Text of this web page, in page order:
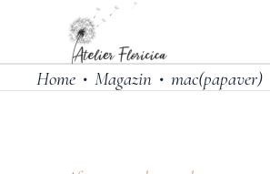
Home • Magazin • mac(papaver)